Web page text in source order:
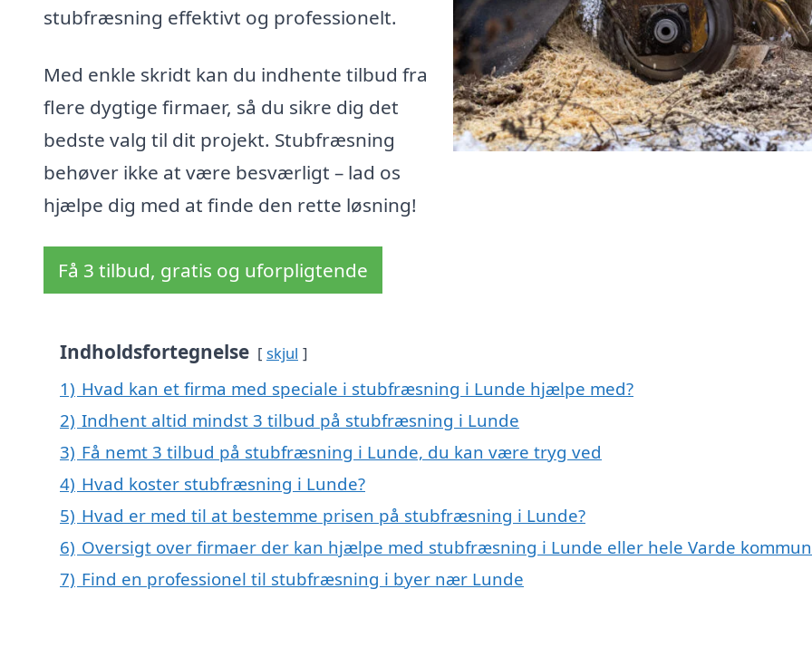
stubfræsning effektivt og professionelt.
Med enkle skridt kan du indhente tilbud fra
flere dygtige firmaer, så du sikre dig det
bedste valg til dit projekt. Stubfræsning
behøver ikke at være besværligt – lad os
hjælpe dig med at finde den rette løsning!
Få 3 tilbud, gratis og uforpligtende
Indholdsfortegnelse skjul
1) Hvad kan et firma med speciale i stubfræsning i Lunde hjælpe med?
2) Indhent altid mindst 3 tilbud på stubfræsning i Lunde
3) Få nemt 3 tilbud på stubfræsning i Lunde, du kan være tryg ved
4) Hvad koster stubfræsning i Lunde?
5) Hvad er med til at bestemme prisen på stubfræsning i Lunde?
6) Oversigt over firmaer der kan hjælpe med stubfræsning i Lunde eller hele Varde
7) Find en professionel til stubfræsning i byer nær Lunde